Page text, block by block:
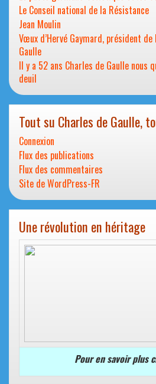
Le Conseil national de la Résistance
Jean Moulin
Vœux d’Hervé Gaymard, président
Gaulle
Il y a 52 ans Charles de Gaulle nous
deuil
Tout su Charles de Gaulle,
Connexion
Flux des publications
Flux des commentaires
Site de WordPress-FR
Une révolution en héritage
Pour en savoir plus